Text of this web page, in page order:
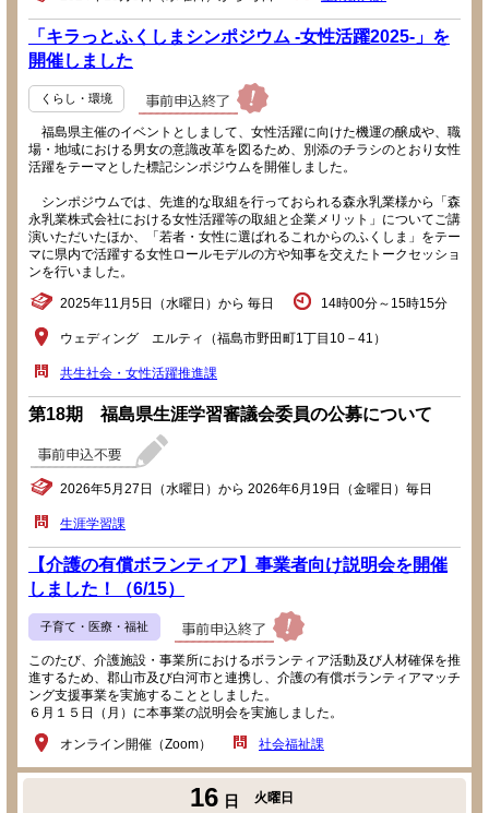
「キラっとふくしまシンポジウム -女性活躍2025-」を
開催しました
くらし・環境
福島県主催のイベントとしまして、女性活躍に向けた機運の醸成や、職
場・地域における男女の意識改革を図るため、別添のチラシのとおり女性
活躍をテーマとした標記シンポジウムを開催しました。
シンポジウムでは、先進的な取組を行っておられる森永乳業様から「森
永乳業株式会社における女性活躍等の取組と企業メリット」についてご講
演いただいたほか、「若者・女性に選ばれるこれからのふくしま」をテー
マに県内で活躍する女性ロールモデルの方や知事を交えたトークセッショ
ンを行いました。
2025年11月5日（水曜日）から 毎日 14時00分～15時15分
ウェディング エルティ（福島市野田町1丁目10－41）
共生社会・女性活躍推進課
第18期 福島県生涯学習審議会委員の公募について
2026年5月27日（水曜日）から 2026年6月19日（金曜日）毎日
生涯学習課
【介護の有償ボランティア】事業者向け説明会を開催
しました！（6/15）
子育て・医療・福祉
このたび、介護施設・事業所におけるボランティア活動及び人材確保を推
進するため、郡山市及び白河市と連携し、介護の有償ボランティアマッチ
ング支援事業を実施することとしました。
６月１５日（月）に本事業の説明会を実施しました。
オンライン開催（Zoom） 社会福祉課
16 日 火曜日